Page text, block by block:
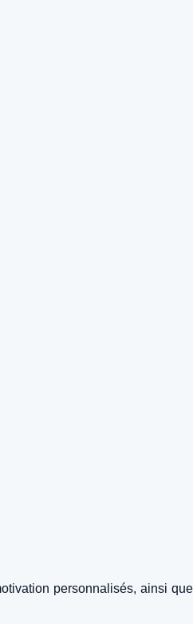
personnalisés, ainsi que